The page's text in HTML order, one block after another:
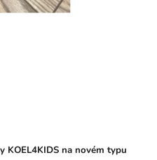
KOEL4KIDS na novém typu